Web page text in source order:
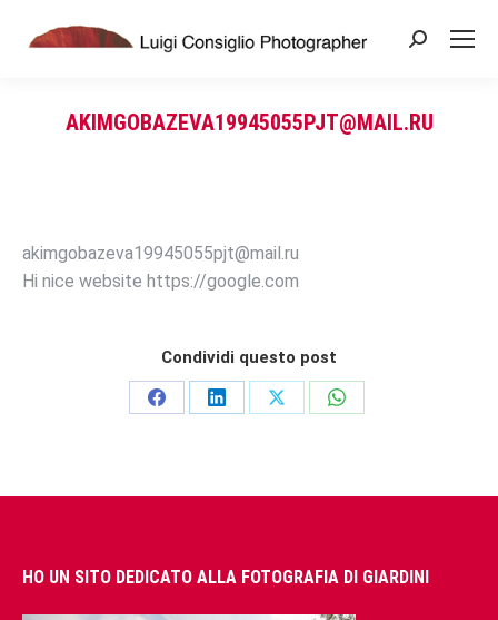
Search:
AKIMGOBAZEVA19945055PJT@MAIL.RU
akimgobazeva19945055pjt@mail.ru
Hi nice website https://google.com
Condividi questo post
Share
Share
Share
Share
HO UN SITO DEDICATO ALLA FOTOGRAFIA DI GIARDINI